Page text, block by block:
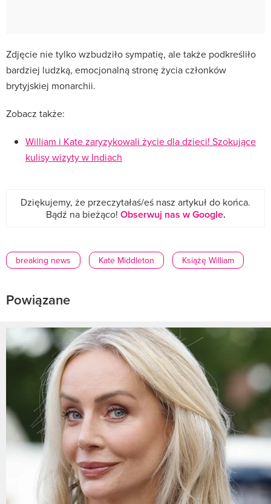
Zdjęcie nie tylko wzbudziło sympatię, ale także podkreśliło
bardziej ludzką, emocjonalną stronę życia członków
brytyjskiej monarchii.
Zobacz także:
William i Kate zaryzykowali życie dla dzieci! Szokujące
kulisy wizyty w Indiach
Dziękujemy, że przeczytałaś/eś nasz artykuł do końca.
Bądź na bieżąco! Obserwuj nas w Google.
breaking news Kate Middleton Książę William
Powiązane